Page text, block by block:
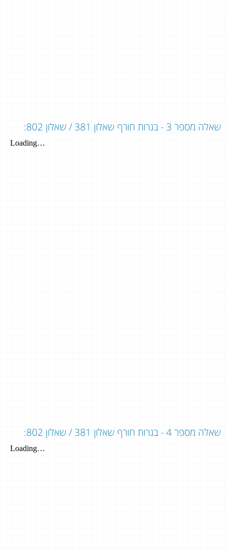
שאלה מספר 3 - בגרות חורף שאלון 381 / שאלון 802:
שאלה מספר 4 - בגרות חורף שאלון 381 / שאלון 802: